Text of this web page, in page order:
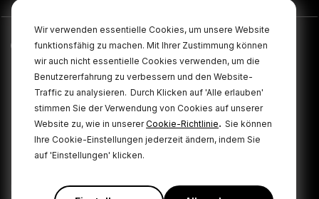
Wir verwenden essentielle Cookies, um unsere Website
funktionsfähig zu machen. Mit Ihrer Zustimmung können
wir auch nicht essentielle Cookies verwenden, um die
Benutzererfahrung zu verbessern und den Website-
Traffic zu analysieren. Durch Klicken auf 'Alle erlauben'
stimmen Sie der Verwendung von Cookies auf unserer
Website zu, wie in unsererCookie-Richtlinie. Sie können
Ihre Cookie-Einstellungen jederzeit ändern, indem Sie
auf 'Einstellungen' klicken.
© 2026 RØDE Alle Rechte vorbehalten.
Datenschutzbestimmungen | Geschäftsbedingungen |
Policy